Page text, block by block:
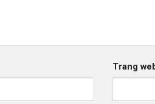
Trang